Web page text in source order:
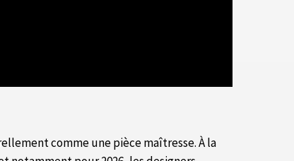
comme une pièce maîtresse. À la